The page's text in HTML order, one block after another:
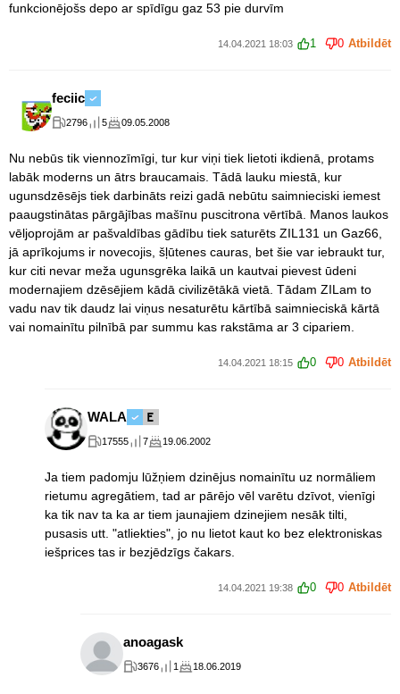
funkcionējošs depo ar spīdīgu gaz 53 pie durvīm
14.04.2021 18:03 1 0 Atbildēt
feciic
2796 5 09.05.2008
Nu nebūs tik viennozīmīgi, tur kur viņi tiek lietoti ikdienā, protams
labāk moderns un ātrs braucamais. Tādā lauku miestā, kur
ugunsdzēsējs tiek darbināts reizi gadā nebūtu saimnieciski iemest
paaugstinātas pārgājības mašīnu puscitrona vērtībā. Manos laukos
vēljoprojām ar pašvaldības gādību tiek saturēts ZIL131 un Gaz66,
jā aprīkojums ir novecojis, šļūtenes cauras, bet šie var iebraukt tur,
kur citi nevar meža ugunsgrēka laikā un kautvai pievest ūdeni
modernajiem dzēsējiem kādā civilizētākā vietā. Tādam ZILam to
vadu nav tik daudz lai viņus nesaturētu kārtībā saimnieciskā kārtā
vai nomainītu pilnībā par summu kas rakstāma ar 3 cipariem.
14.04.2021 18:15 0 0 Atbildēt
WALA
17555 7 19.06.2002
Ja tiem padomju lūžņiem dzinējus nomainītu uz normāliem
rietumu agregātiem, tad ar pārējo vēl varētu dzīvot, vienīgi
ka tik nav ta ka ar tiem jaunajiem dzinejiem nesāk tilti,
pusasis utt. "atliekties", jo nu lietot kaut ko bez elektroniskas
iešprices tas ir bezjēdzīgs čakars.
14.04.2021 19:38 0 0 Atbildēt
anoagask
3676 1 18.06.2019